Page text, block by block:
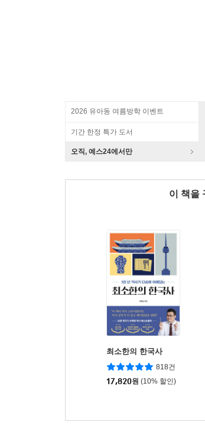
2026 유아동 여름방학 이벤트
기간 한정 특가 도서
오직, 예스24에서만
이 책을
최소한의 한국사
818건
17,820원 (10% 할인)